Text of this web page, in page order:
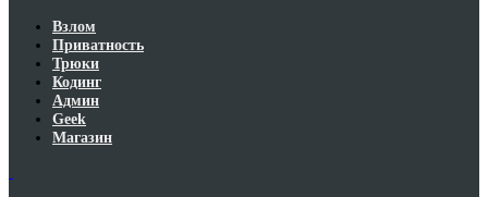
Взлом
Приватность
Трюки
Кодинг
Админ
Geek
Магазин